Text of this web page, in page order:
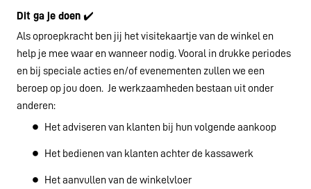
Dit ga je doen ✔️
Als oproepkracht ben jij het visitekaartje van de winkel en
help je mee waar en wanneer nodig. Vooral in drukke periodes
en bij speciale acties en/of evenementen zullen we een
beroep op jou doen. Je werkzaamheden bestaan uit onder
anderen:
Het adviseren van klanten bij hun volgende aankoop
Het bedienen van klanten achter de kassawerk
Het aanvullen van de winkelvloer